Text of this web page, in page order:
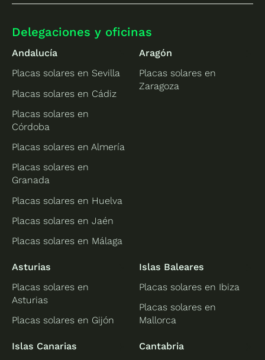
Delegaciones y oficinas
Andalucía
Placas solares en Sevilla
Placas solares en Cádiz
Placas solares en
Córdoba
Placas solares en Almería
Placas solares en
Granada
Placas solares en Huelva
Placas solares en Jaén
Placas solares en Málaga
Aragón
Placas solares en
Zaragoza
Asturias
Placas solares en
Asturias
Placas solares en Gijón
Islas Baleares
Placas solares en Ibiza
Placas solares en
Mallorca
Islas Canarias
Cantabria